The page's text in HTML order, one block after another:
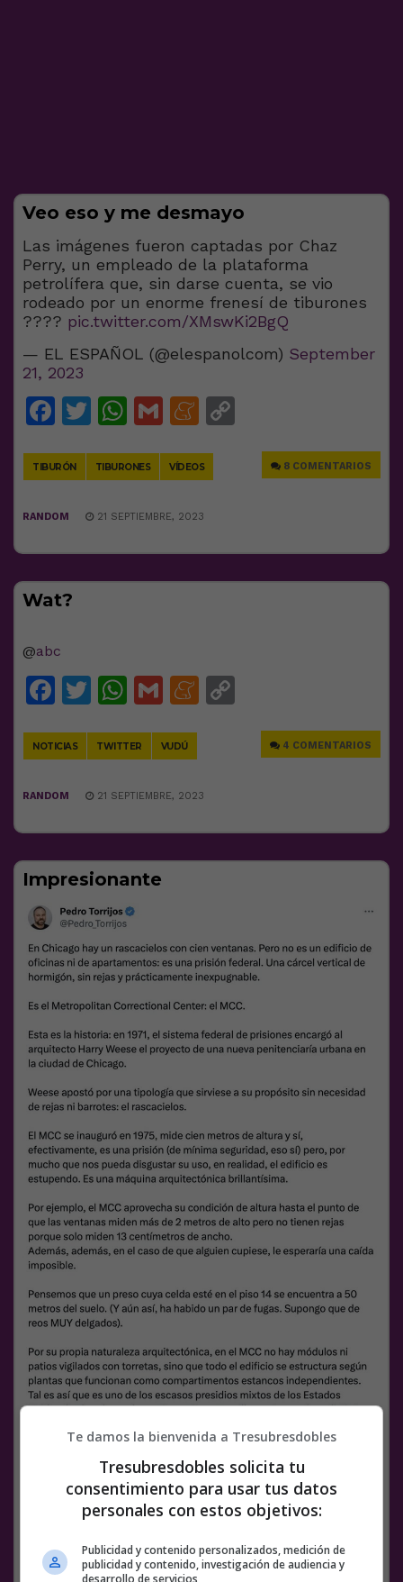
Veo eso y me desmayo
Las imágenes fueron captadas por Chaz
Perry, un empleado de la plataforma
petrolífera que, sin darse cuenta, se vio
rodeado por un enorme frenesí de tiburones
???? pic.twitter.com/XMswKi2BgQ
— EL ESPAÑOL (@elespanolcom) September
21, 2023
Facebook
Twitter
WhatsApp
GmailMeneame
TIBURÓN TIBURONES VÍDEOS 8 COMENTARIOS
RANDOM 21 SEPTIEMBRE, 2023
Wat?
@abc
Facebook
Twitter
WhatsApp
GmailMeneame
NOTICIAS TWITTER VUDÚ 4 COMENTARIOS
RANDOM 21 SEPTIEMBRE, 2023
Impresionante
Te damos la bienvenida a Tresubresdobles
Tresubresdobles solicita tu
consentimiento para usar tus datos
personales con estos objetivos:
Publicidad y contenido personalizados, medición de
publicidad y contenido, investigación de audiencia y
desarrollo de servicios